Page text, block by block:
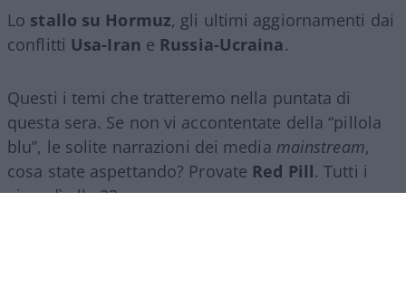
Lo stallo su Hormuz, gli ultimi aggiornamenti dai
conflitti Usa-Iran e Russia-Ucraina.
Questi i temi che tratteremo nella puntata di
questa sera. Se non vi accontentate della “pillola
blu”, le solite narrazioni dei media mainstream,
cosa state aspettando? Provate Red Pill. Tutti i
giovedì alle 23